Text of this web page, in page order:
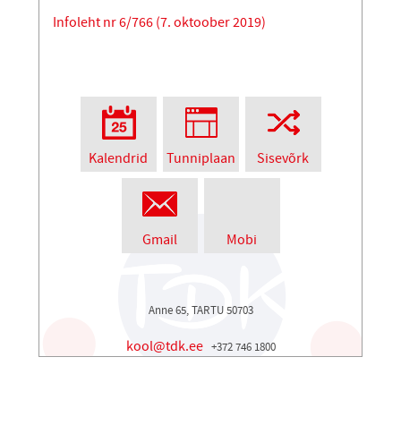
Infoleht nr 6/766 (7. oktoober 2019)
Kalendrid Tunniplaan Sisevõrk
Gmail Mobi
Anne 65, TARTU 50703
kool@tdk.ee +372 746 1800